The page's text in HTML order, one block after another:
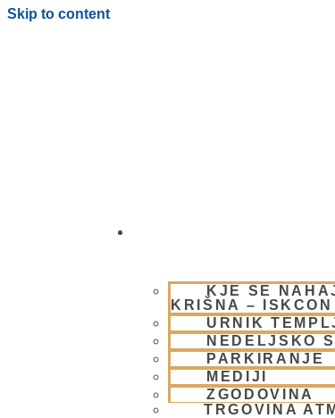
Skip to content
KJE SE
KRIŠNA –
URNIK
NEDELJSKO
PARKIRANJE
MEDIJI
ZGODOVINA
TRGOVINA